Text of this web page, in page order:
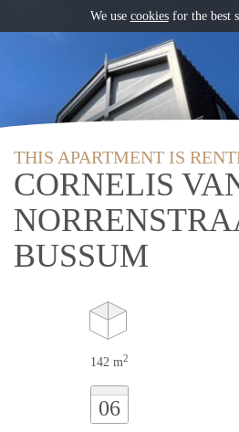
THIS APARTMENT IS
CORNELIS
BUSSUM
142 m2
06
We use cookiesfor the best